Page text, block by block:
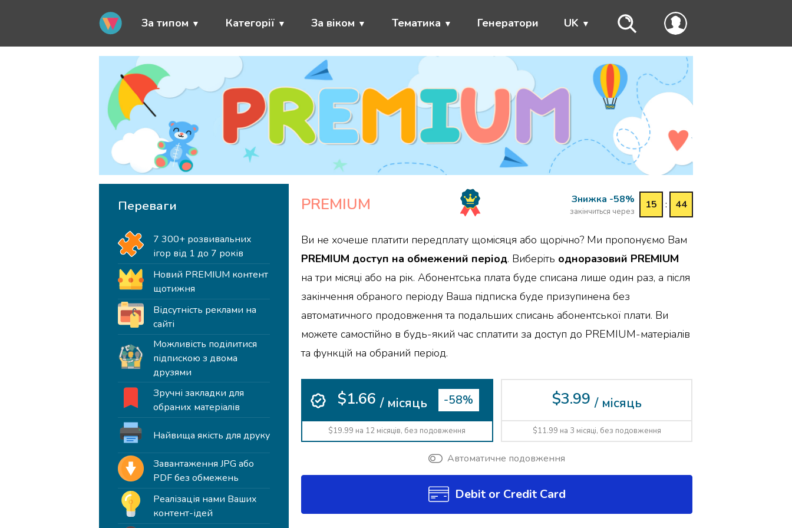
За типом Категорії За віком Тематика Генератори UK
PREMIUM Знижка -58%
закінчиться через
15 : 44
Ви не хочеше платити передплату щомісяця або щорічно? Ми пропонуємо Вам
PREMIUM доступ на обмежений період. Виберіть одноразовий PREMIUM
на три місяці або на рік. Абонентська плата буде списана лише один раз, а після
закінчення обраного періоду Ваша підписка буде призупинена без
автоматичного продовження та подальших списань абонентської плати. Ви
можете самостійно в будь-який час сплатити за доступ до PREMIUM-матеріалів
та функцій на обраний період.
$1.66 / місяць -58%
$19.99 на 12 місяців, без подовження
$3.99 / місяць
$11.99 на 3 місяці, без подовження
Автоматичне подовження
Debit or Credit Card
Переваги
7 300+ розвивальних
ігор від 1 до 7 років
Новий PREMIUM контент
щотижня
Відсутність реклами на
сайті
Можливість поділитися
підпискою з двома
друзями
Зручні закладки для
обраних матеріалів
Найвища якість для друку
Завантаження JPG або
PDF без обмежень
Реалізація нами Ваших
контент-ідей